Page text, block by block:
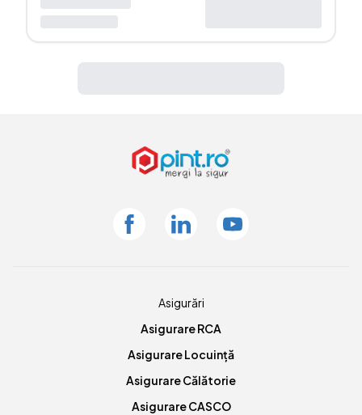
FacebookLinkedin Youtube
Asigurări
Asigurare RCA
Asigurare Locuință
Asigurare Călătorie
Asigurare CASCO